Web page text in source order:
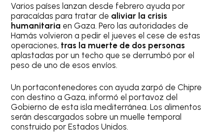
Varios países lanzan desde febrero ayuda por
paracaídas para tratar de aliviar la crisis
humanitaria en Gaza. Pero las autoridades de
Hamás volvieron a pedir el jueves el cese de estas
operaciones, tras la muerte de dos personas
aplastadas por un techo que se derrumbó por el
peso de uno de esos envíos.
Un portacontenedores con ayuda zarpó de Chipre
con destino a Gaza, informó el portavoz del
Gobierno de esta isla mediterránea. Los alimentos
serán descargados sobre un muelle temporal
construido por Estados Unidos.